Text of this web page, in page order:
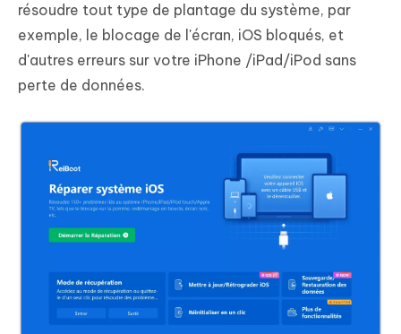
résoudre tout type de plantage du système, par
exemple, le blocage de l'écran, iOS bloqués, et
d'autres erreurs sur votre iPhone /iPad/iPod sans
perte de données.